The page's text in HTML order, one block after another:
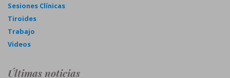
Sesiones Clínicas
Tiroides
Trabajo
Videos
Últimas noticias